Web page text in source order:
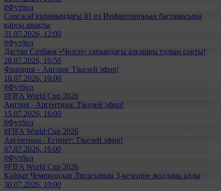
#Футбол
Concacaf құрамындағы 41 ел Инфантиноның бастамасына
қарсы шықты
31.07.2026, 12:00
#Футбол
Дастан Сәтбаев «Челси» сапындағы алғашқы голын соқты!
28.07.2026, 16:50
Франция – Англия: Тікелей эфир!
18.07.2026, 10:00
#Футбол
#FIFA World Cup 2026
Англия - Аргентина: Тікелей эфир!
15.07.2026, 16:00
#Футбол
#FIFA World Cup 2026
Аргентина - Египет: Тікелей эфир!
07.07.2026, 16:00
#Футбол
#FIFA World Cup 2026
Қайрат Чемпиондар Лигасының 3-кезеңіне жолдама алды
30.07.2026, 10:00